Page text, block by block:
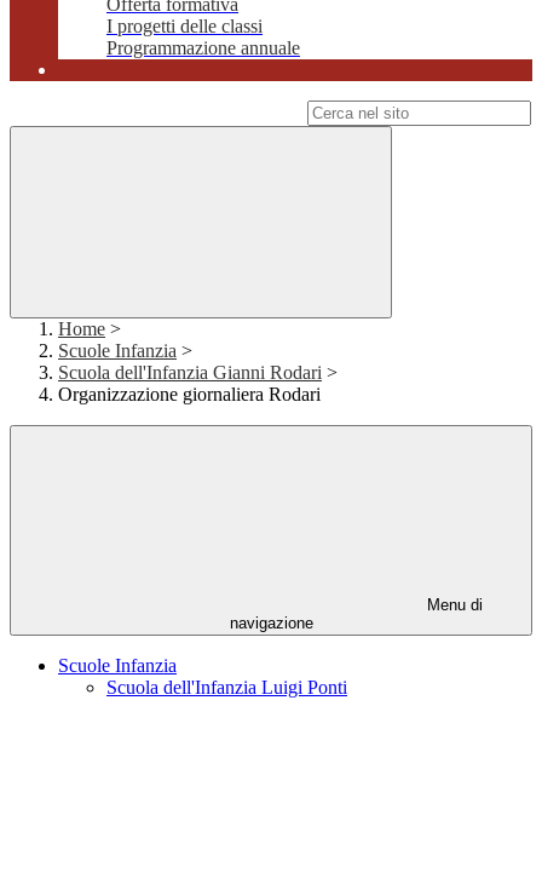
Offerta formativa
I progetti delle classi
Programmazione annuale
Home >
Scuole Infanzia >
Scuola dell'Infanzia Gianni Rodari >
Organizzazione giornaliera Rodari
Menu di
navigazione
Scuole Infanzia
Scuola dell'Infanzia Luigi Ponti